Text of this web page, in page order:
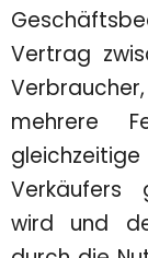
Vertrag
mehrere
Verkäufers
wird und